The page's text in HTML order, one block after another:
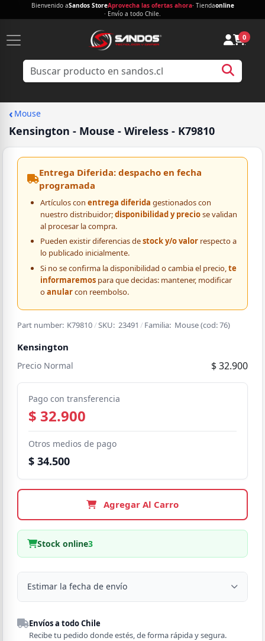
Bienvenido aSandos StoreAprovecha las ofertas ahora· Tiendaonline
· Envío a todo Chile.
0
‹ Mouse
Kensington - Mouse - Wireless - K79810
Entrega Diferida: despacho en fecha
programada
Artículos con entrega diferida gestionados con
nuestro distribuidor;disponibilidad y preciose validan
al procesar la compra.
Pueden existir diferencias destock y/o valorrespecto a
lo publicado inicialmente.
Si no se confirma la disponibilidad o cambia el precio,te
informaremospara que decidas: mantener, modificar
oanularcon reembolso.
Part number: K79810 /SKU: 23491 /Familia: Mouse(cod:76)
Kensington
Precio Normal $ 32.900
Pago con transferencia
$ 32.900
Otros medios de pago
$ 34.500
Agregar Al Carro
Stock online3
Estimar la fecha de envío
Despacho a domicilio
Región
Envíos a todo Chile
Recibe tu pedido donde estés, de forma rápida y segura.